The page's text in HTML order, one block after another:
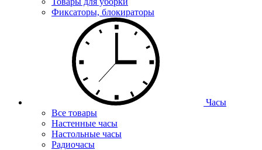
Фиксаторы, блокираторы
Часы
Все товары
Настенные часы
Настольные часы
Радиочасы